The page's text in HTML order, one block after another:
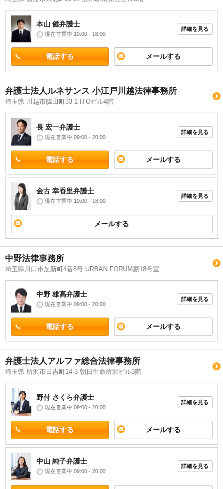
本山 健弁護士
現在営業中 10:00 - 18:00
詳細を見る
電話する メールする
弁護士法人ルネサンス 小江戸川越法律事務所
埼玉県 川越市脇田町33-1 ITOビル4階
長 宏一弁護士
現在営業中 09:00 - 20:00
詳細を見る
電話する メールする
金古 幸香里弁護士
現在営業中 10:00 - 18:00
詳細を見る
メールする
中野法律事務所
埼玉県川口市芝新町4番8号 URBAN FORUM蕨18号室
中野 雄高弁護士
現在営業中 09:00 - 20:00
詳細を見る
電話する メールする
弁護士法人アルファ総合法律事務所
埼玉県 所沢市日吉町14-3 朝日生命所沢ビル3階
野付 さくら弁護士
現在営業中 09:00 - 20:00
詳細を見る
電話する メールする
中山 純子弁護士
現在営業中 09:00 - 20:00
詳細を見る